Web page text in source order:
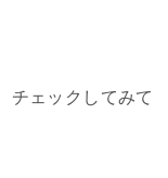
チェックしてみて